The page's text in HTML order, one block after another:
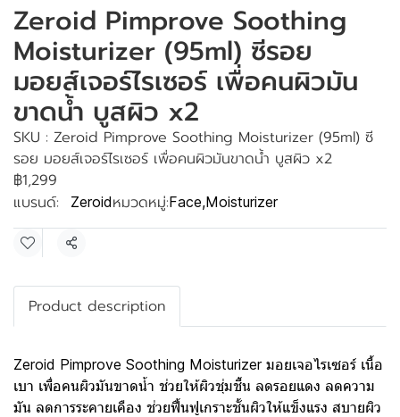
Zeroid Pimprove Soothing
Moisturizer (95ml) ซีรอย
มอยส์เจอร์ไรเซอร์ เพื่อคนผิวมัน
ขาดน้ำ บูสผิว x2
SKU : Zeroid Pimprove Soothing Moisturizer (95ml) ซี
รอย มอยส์เจอร์ไรเซอร์ เพื่อคนผิวมันขาดน้ำ บูสผิว x2
฿1,299
แบรนด์:
Zeroidหมวดหมู่:Face,Moisturizer
แชร์
Product description
Zeroid Pimprove Soothing Moisturizer มอยเจอไรเซอร์ เนื้อ
เบา เพื่อคนผิวมันขาดน้ำ ช่วยให้ผิวชุ่มชื้น ลดรอยแดง ลดความ
มัน ลดการระคายเคือง ช่วยฟื้นฟูเกราะชั้นผิวให้แข็งแรง สบายผิว